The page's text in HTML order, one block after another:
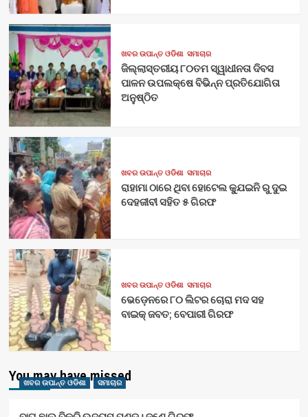
ଖବର ଉପାନ୍ତ ଓଡିଶା ସମାଚାର
ଜିଲ୍ଲାସ୍ତରୀୟ ୮୦ତମ ସ୍ୱାଧୀନତା ଦିବସ
ପାଳନ ଉପଲକ୍ଷେ ବିଭିନ୍ନ ପ୍ରତିଯୋଗିତା
ଅନୁଷ୍ଠିତ
ଖବର ଉପାନ୍ତ ଓଡିଶା ସମାଚାର
ରାହାମା ଠାରେ ଥିବା ହୋଟେଲ କ୍ଯୁଇନି ରୁ ଦୁଇ
ଦେହଜୀବୀ ସହିତ ୫ ଗିରଫ
ଖବର ଉପାନ୍ତ ଓଡିଶା ସମାଚାର
ଭେଡ଼େନରେ ୮୦ ଲିଟର ଚୋରା ମଦ ସହ
ବାଇକ୍ ଜବତ; ବେପାରୀ ଗିରଫ
You may have missed
ଖବର ଉପାନ୍ତ ଓଡିଶା ସମାଚାର